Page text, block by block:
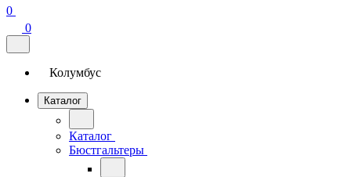
0
0
Колумбус
Каталог
Каталог
Бюстгальтеры